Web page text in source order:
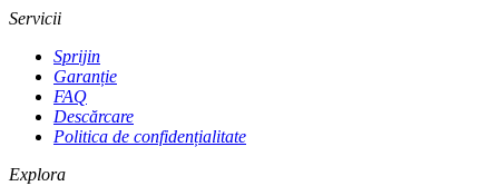
Servicii
Sprijin
Garanție
FAQ
Descărcare
Politica de confidențialitate
Explora